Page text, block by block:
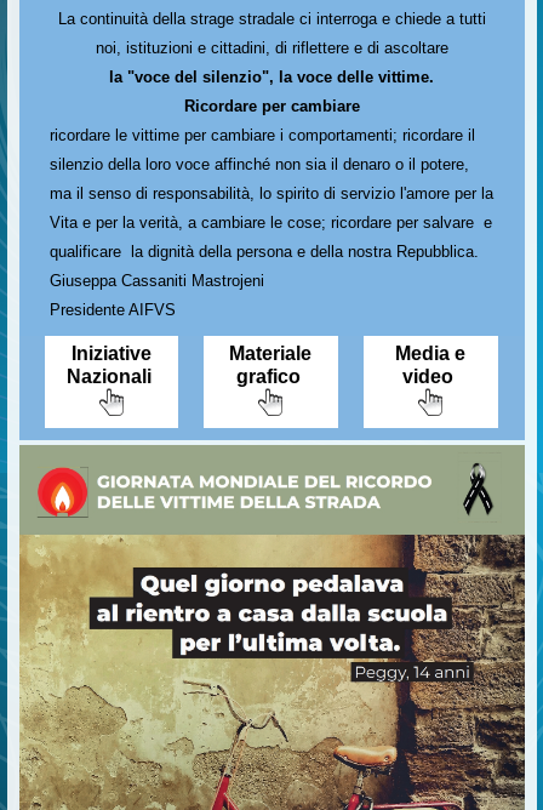
La continuità della strage stradale ci interroga e chiede a tutti
noi, istituzioni e cittadini, di riflettere e di ascoltare
la "voce del silenzio", la voce delle vittime.
Ricordare per cambiare
ricordare le vittime per cambiare i comportamenti; ricordare il
silenzio della loro voce affinché non sia il denaro o il potere,
ma il senso di responsabilità, lo spirito di servizio l'amore per la
Vita e per la verità, a cambiare le cose; ricordare per salvare e
qualificare la dignità della persona e della nostra Repubblica.
Giuseppa Cassaniti Mastrojeni
Presidente AIFVS
Iniziative
Nazionali
Materiale
grafico
Media e
video